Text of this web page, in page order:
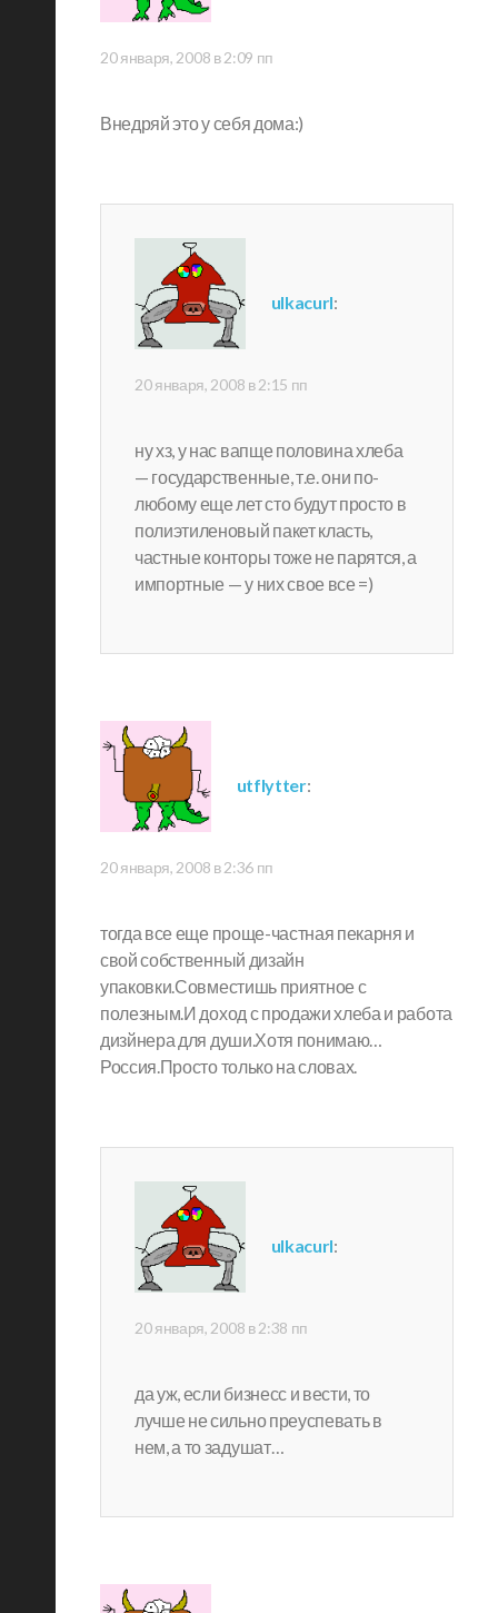
20 января, 2008 в 2:09 пп
Внедряй это у себя дома:)
ulkacurl:
20 января, 2008 в 2:15 пп
ну хз, у нас вапще половина хлеба
— государственные, т.е. они по-
любому еще лет сто будут просто в
полиэтиленовый пакет класть,
частные конторы тоже не парятся, а
импортные — у них свое все =)
utflytter:
20 января, 2008 в 2:36 пп
тогда все еще проще-частная пекарня и
свой собственный дизайн
упаковки.Совместишь приятное с
полезным.И доход с продажи хлеба и работа
дизйнера для души.Хотя понимаю…
Россия.Просто только на словах.
ulkacurl:
20 января, 2008 в 2:38 пп
да уж, если бизнесс и вести, то
лучше не сильно преуспевать в
нем, а то задушат…